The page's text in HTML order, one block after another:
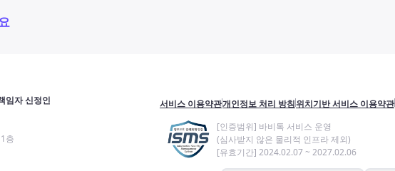
임자 신정인
층
서비스 이용약관개인정보 처리 방침위치기반 서비스 이용약관
[인증범위] 바비톡 서비스 운영
(심사받지 않은 물리적 인프라 제외)
[유효기간] 2024.02.07 ~ 2027.02.06